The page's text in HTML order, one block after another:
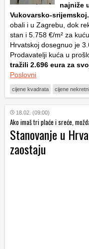
najniže
Vukovarsko-srijemskoj.
obali i u Zagrebu, dok
stan i 5.758 €/m² za
Hrvatskoj dosegnuo je
Prodavatelji kuća u
tražili 2.696 eura za
Poslovni
cijene kvadrata cijene
18.02. (09:00)
Ako imaš tri plaće i sreće,
Stanovanje u
zaostaju